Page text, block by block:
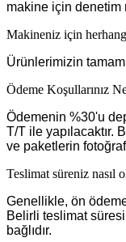
makine için denetim
Makineniz için
Ürünlerimizin
Ödeme Koşullarınız
Ödemenin %30'u
T/T ile yapılacaktır.
ve paketlerin
Teslimat süreniz nasıl
Genellikle, ön
Belirli teslimat
bağlıdır.